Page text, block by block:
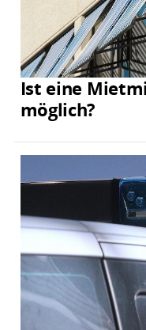
Ist eine
möglich?